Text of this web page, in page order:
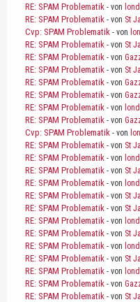
RE: SPAM Problematik - von
RE: SPAM Problematik - von St
Cvp: SPAM Problematik - von
RE: SPAM Problematik - von St
RE: SPAM Problematik - von
RE: SPAM Problematik - von St
RE: SPAM Problematik - von
RE: SPAM Problematik - von
RE: SPAM Problematik - von
RE: SPAM Problematik - von
Cvp: SPAM Problematik - von
RE: SPAM Problematik - von St
RE: SPAM Problematik - von
RE: SPAM Problematik - von St
RE: SPAM Problematik - von
RE: SPAM Problematik - von St
RE: SPAM Problematik - von St
RE: SPAM Problematik - von
RE: SPAM Problematik - von St
RE: SPAM Problematik - von
RE: SPAM Problematik - von St
RE: SPAM Problematik - von
RE: SPAM Problematik - von
RE: SPAM Problematik - von St